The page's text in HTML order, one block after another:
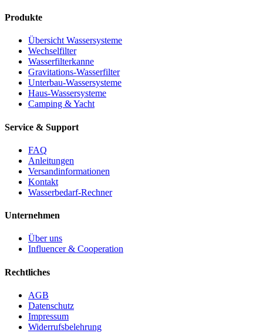
Produkte
Übersicht Wassersysteme
Wechselfilter
Wasserfilterkanne
Gravitations-Wasserfilter
Unterbau-Wassersysteme
Haus-Wassersysteme
Camping & Yacht
Service & Support
FAQ
Anleitungen
Versandinformationen
Kontakt
Wasserbedarf-Rechner
Unternehmen
Über uns
Influencer & Cooperation
Rechtliches
AGB
Datenschutz
Impressum
Widerrufsbelehrung